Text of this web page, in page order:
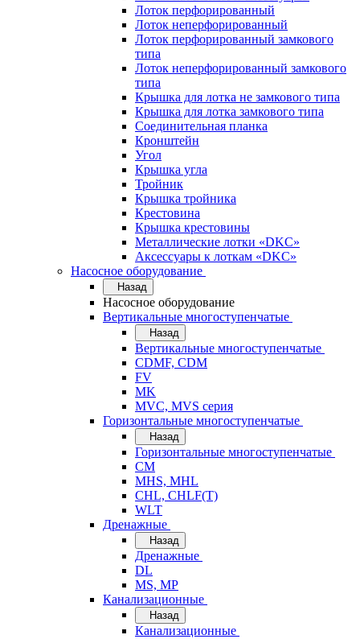
Лоток перфорированный
Лоток неперфорированный
Лоток перфорированный замкового
типа
Лоток неперфорированный замкового
типа
Крышка для лотка не замкового типа
Крышка для лотка замкового типа
Соединительная планка
Кронштейн
Угол
Крышка угла
Тройник
Крышка тройника
Крестовина
Крышка крестовины
Металлические лотки «DKC»
Аксессуары к лоткам «DKC»
Насосное оборудование
Назад
Насосное оборудование
Вертикальные многоступенчатые
Назад
Вертикальные многоступенчатые
CDMF, CDM
FV
MK
MVC, MVS серия
Горизонтальные многоступенчатые
Назад
Горизонтальные многоступенчатые
CM
MHS, MHL
CHL, CHLF(T)
WLT
Дренажные
Назад
Дренажные
DL
MS, MP
Канализационные
Назад
Канализационные